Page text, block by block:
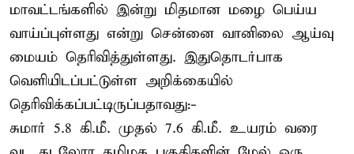
மாவட்டங்களில் இன்று மிதமான மழை பெய்ய
வாய்ப்புள்ளது என்று சென்னை வானிலை ஆய்வு
மையம் தெரிவித்துள்ளது. இதுதொடர்பாக
வெளியிடப்பட்டுள்ள அறிக்கையில்
தெரிவிக்கப்பட்டிருப்பதாவது:-
சுமார் 5.8 கி.மீ. முதல் 7.6 கி.மீ. உயரம் வரை